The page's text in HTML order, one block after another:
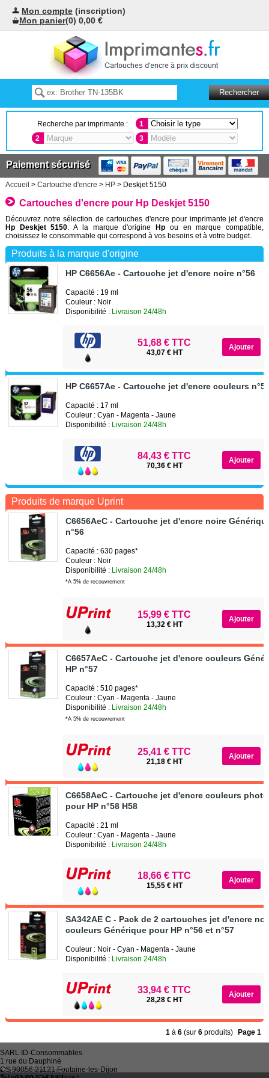
Mon compte (inscription)
Mon panier(0) 0,00 €
Recherche par imprimante :
1
2
3
Paiement sécurisé
Accueil > Cartouche d'encre > HP> Deskjet 5150
Cartouches d'encre pour Hp Deskjet 5150
Découvrez notre sélection de cartouches d'encre pour imprimante jet d'encre
Hp Deskjet 5150 . A la marque d'origineHp ou en marque compatible,
choisissez le consommable qui correspond à vos besoins et à votre budget.
Produits à la marque d'origine
HP C6656Ae - Cartouche jet d'encre noire n°56
Capacité : 19 ml
Couleur : Noir
Disponibilité : Livraison 24/48h
51,68 € TTC
43,07 € HT
HP C6657Ae - Cartouche jet d'encre couleurs
Capacité : 17 ml
Couleur : Cyan - Magenta - Jaune
Disponibilité : Livraison 24/48h
84,43 € TTC
70,36 € HT
Produits de marque Uprint
C6656AeC - Cartouche jet d'encre noire
n°56
Capacité : 630 pages*
Couleur : Noir
Disponibilité : Livraison 24/48h
*A 5% de recouvrement
15,99 € TTC
13,32 € HT
C6657AeC - Cartouche jet d'encre couleurs
HP n°57
Capacité : 510 pages*
Couleur : Cyan - Magenta - Jaune
Disponibilité : Livraison 24/48h
*A 5% de recouvrement
25,41 € TTC
21,18 € HT
C6658AeC - Cartouche jet d'encre couleurs
pour HP n°58 H58
Capacité : 21 ml
Couleur : Cyan - Magenta - Jaune
Disponibilité : Livraison 24/48h
18,66 € TTC
15,55 € HT
SA342AE C - Pack de 2 cartouches jet d'encre
couleurs Générique pour HP n°56 et n°57
Couleur : Noir - Cyan - Magenta - Jaune
Disponibilité : Livraison 24/48h
33,94 € TTC
28,28 € HT
1 à6 (sur6 produits) Page 1
SARL ID-Consommables
1 rue du Dauphiné
CS 90056 21121Fontaine-les-Dijon
•Qui sommes-nous ?